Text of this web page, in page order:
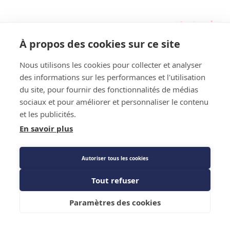
Prix public
148,22 €TTC/Bidon
Caractéristiques techniques
Ajouter au panier
À propos des cookies sur ce site
Nous utilisons les cookies pour collecter et analyser
des informations sur les performances et l'utilisation
du site, pour fournir des fonctionnalités de médias
sociaux et pour améliorer et personnaliser le contenu
et les publicités.
En savoir plus
Autoriser tous les cookies
Tout refuser
Paramètres des cookies